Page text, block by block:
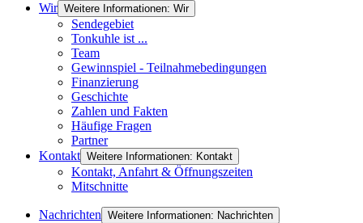
Wir Weitere Informationen: Wir
Sendegebiet
Tonkuhle ist ...
Team
Gewinnspiel - Teilnahmebedingungen
Finanzierung
Geschichte
Zahlen und Fakten
Häufige Fragen
Partner
Kontakt Weitere Informationen: Kontakt
Kontakt, Anfahrt & Öffnungszeiten
Mitschnitte
Nachrichten Weitere Informationen: Nachrichten